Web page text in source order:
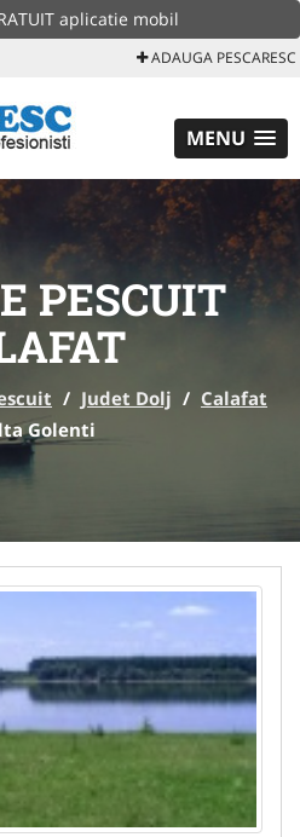
aplicatie mobil
ADAUGA PESCARESC
MENU
PESCUIT
/ Judet Dolj / Calafat
Golenti